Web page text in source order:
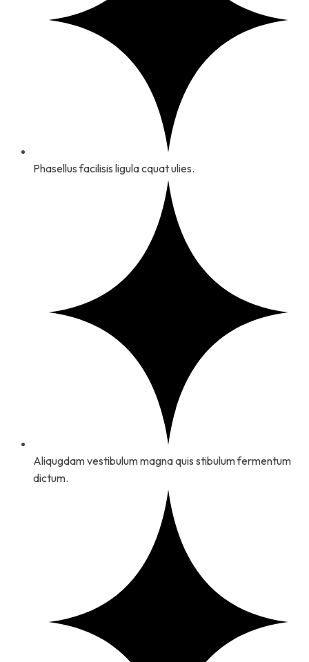
Phasellus facilisis ligula cquat ulies.
Aliqugdam vestibulum magna quis stibulum fermentum
dictum.